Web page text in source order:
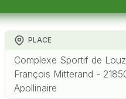
PLACE
Complexe Sportif de
François Mitterand -
Apollinaire